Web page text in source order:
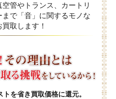
管やトランス、カートリ
で「音」に関するモノな
取します！
を省き買取価格に還元。